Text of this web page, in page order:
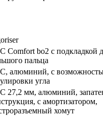
Comfort bo2 с подкладкой
пальца
алюминий, с
угла
27,2 мм, алюминий,
с амортизатором,
хомут